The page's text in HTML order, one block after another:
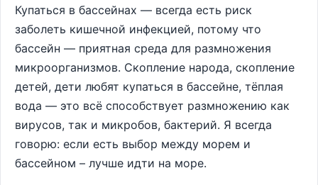
Купаться в бассейнах ― всегда есть риск
заболеть кишечной инфекцией, потому что
бассейн ― приятная среда для размножения
микроорганизмов. Скопление народа, скопление
детей, дети любят купаться в бассейне, тёплая
вода ― это всё способствует размножению как
вирусов, так и микробов, бактерий. Я всегда
говорю: если есть выбор между морем и
бассейном – лучше идти на море.